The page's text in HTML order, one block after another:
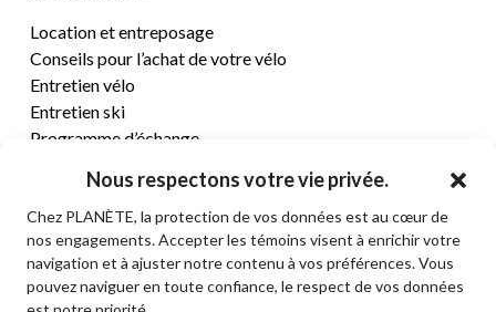
Nous respectons votre vie privée.
Chez PLANÈTE, la protection de vos données est au cœur de
nos engagements. Accepter les témoins visent à enrichir votre
navigation et à ajuster notre contenu à vos préférences. Vous
pouvez naviguer en toute confiance, le respect de vos données
Location et entreposage
Conseils pour l’achat de votre vélo
Entretien vélo
Entretien ski
Programme d’échange
CENTRE D’AIDE
Termes et conditions de vente
Retours et remboursements
Politique de confidentialité